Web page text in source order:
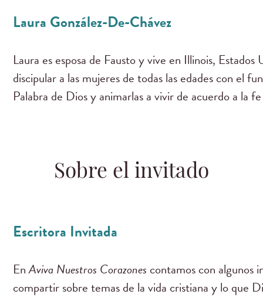
Laura González-De-Chávez
Laura es esposa de Fausto y vive en Illinois, Estados
discipular a las mujeres de todas las edades con el
Palabra de Dios y animarlas a vivir de acuerdo a la
Sobre el invitado
Escritora Invitada
EnAviva Nuestros Corazones contamos con algunos
compartir sobre temas de la vida cristiana y lo que